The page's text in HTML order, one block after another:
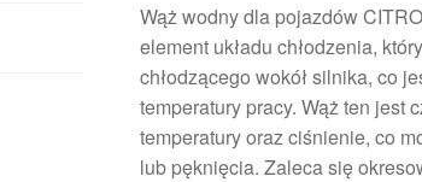
Wąż wodny dla pojazdów
element układu chłodzenia,
chłodzącego wokół silnika, co
temperatury pracy. Wąż ten jest
temperatury oraz ciśnienie, co
lub pęknięcia. Zaleca się